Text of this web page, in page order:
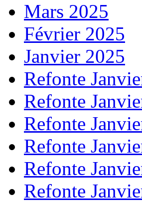
Mars 2025
Février 2025
Janvier 2025
Refonte
Refonte
Refonte
Refonte
Refonte
Refonte